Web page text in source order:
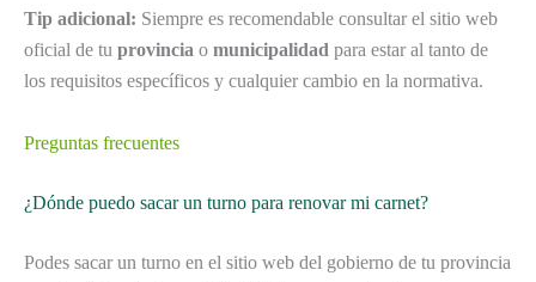
Tip adicional: Siempre es recomendable consultar el sitio web
oficial de tu provincia o municipalidad para estar al tanto de
los requisitos específicos y cualquier cambio en la normativa.
Preguntas frecuentes
¿Dónde puedo sacar un turno para renovar mi carnet?
Podes sacar un turno en el sitio web del gobierno de tu provincia